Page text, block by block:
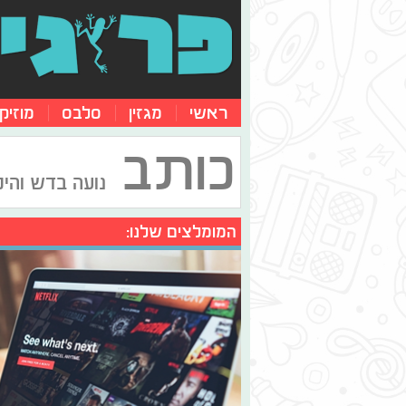
ראשי מגזין סלבס
כותב נועה בדש
המומלצים שלנו: